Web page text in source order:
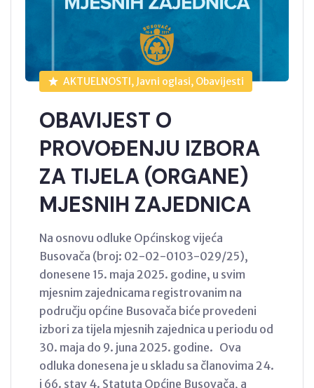
AKTUELNOSTI, Javni oglasi, Obavijesti
OBAVIJEST O
PROVOĐENJU IZBORA
ZA TIJELA (ORGANE)
MJESNIH ZAJEDNICA
Na osnovu odluke Općinskog vijeća
Busovača (broj: 02-02-0103-029/25),
donesene 15. maja 2025. godine, u svim
mjesnim zajednicama registrovanim na
području općine Busovača biće provedeni
izbori za tijela mjesnih zajednica u periodu od
30. maja do 9. juna 2025. godine. Ova
odluka donesena je u skladu sa članovima 24.
i 66. stav 4. Statuta Općine Busovača, a